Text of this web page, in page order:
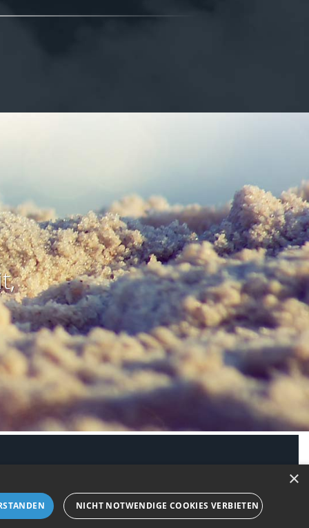
×
NICHT NOTWENDIGE COOKIES VERBIETEN